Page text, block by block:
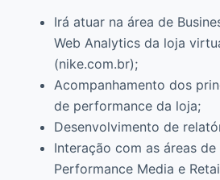
Irá atuar na área de
Web Analytics da loja
(nike.com.br);
Acompanhamento dos
de performance da loja;
Desenvolvimento de
Interação com as áreas
Performance Media e